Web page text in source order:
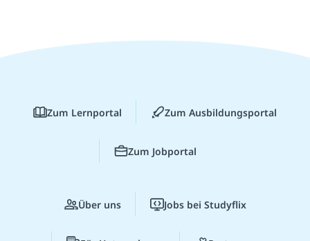
Zum Lernportal Zum Ausbildungsportal
Zum Jobportal
Über uns Jobs bei Studyflix